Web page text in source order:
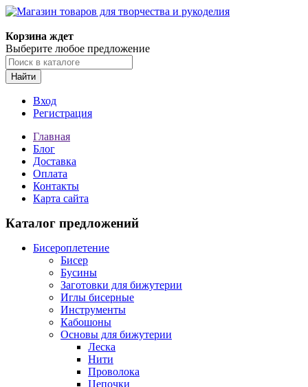
Корзина ждет
Выберите любое предложение
Найти
Вход
Регистрация
Главная
Блог
Доставка
Оплата
Контакты
Карта сайта
Каталог предложений
Бисероплетение
Бисер
Бусины
Заготовки для бижутерии
Иглы бисерные
Инструменты
Кабошоны
Основы для бижутерии
Леска
Нити
Проволока
Цепочки